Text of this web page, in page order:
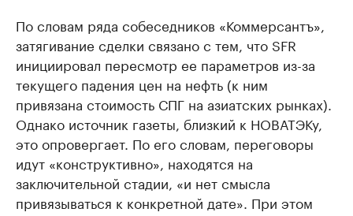
По словам ряда собеседников «Коммерсантъ»,
затягивание сделки связано с тем, что SFR
инициировал пересмотр ее параметров из-за
текущего падения цен на нефть (к ним
привязана стоимость СПГ на азиатских рынках).
Однако источник газеты, близкий к НОВАТЭКу,
это опровергает. По его словам, переговоры
идут «конструктивно», находятся на
заключительной стадии, «и нет смысла
привязываться к конкретной дате». При этом